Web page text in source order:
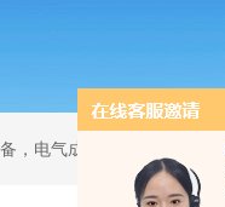
，电气成套设备